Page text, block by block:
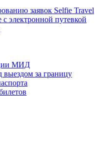
заявок Selfie Travel
электронной путевкой
МИД
выездом за границу